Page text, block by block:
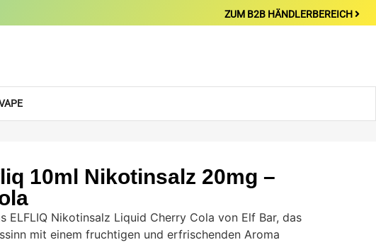
ZUM B2B HÄNDLERBEREICH
10ml Nikotinsalz 20mg –
ELFLIQ Nikotinsalz Liquid Cherry Cola von Elf Bar, das
mit einem fruchtigen und erfrischenden Aroma